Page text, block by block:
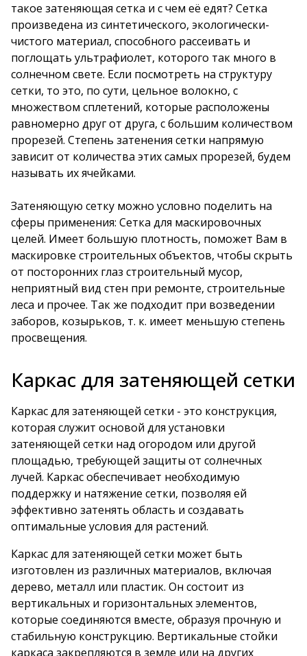
такое затеняющая сетка и с чем её едят? Сетка
произведена из синтетического, экологически-
чистого материал, способного рассеивать и
поглощать ультрафиолет, которого так много в
солнечном свете. Если посмотреть на структуру
сетки, то это, по сути, цельное волокно, с
множеством сплетений, которые расположены
равномерно друг от друга, с большим количеством
прорезей. Степень затенения сетки напрямую
зависит от количества этих самых прорезей, будем
называть их ячейками.
Затеняющую сетку можно условно поделить на
сферы применения: Сетка для маскировочных
целей. Имеет большую плотность, поможет Вам в
маскировке строительных объектов, чтобы скрыть
от посторонних глаз строительный мусор,
неприятный вид стен при ремонте, строительные
леса и прочее. Так же подходит при возведении
заборов, козырьков, т. к. имеет меньшую степень
просвещения.
Каркас для затеняющей сетки
Каркас для затеняющей сетки - это конструкция,
которая служит основой для установки
затеняющей сетки над огородом или другой
площадью, требующей защиты от солнечных
лучей. Каркас обеспечивает необходимую
поддержку и натяжение сетки, позволяя ей
эффективно затенять область и создавать
оптимальные условия для растений.
Каркас для затеняющей сетки может быть
изготовлен из различных материалов, включая
дерево, металл или пластик. Он состоит из
вертикальных и горизонтальных элементов,
которые соединяются вместе, образуя прочную и
стабильную конструкцию. Вертикальные стойки
каркаса закрепляются в земле или на других